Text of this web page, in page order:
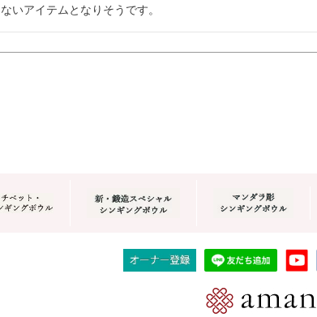
ないアイテムとなりそうです。